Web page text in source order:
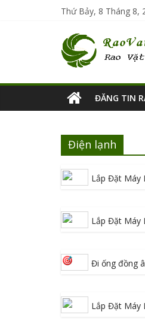
Thứ Bảy, 8 Tháng 8,
ĐĂNG TIN
Điện lạnh
Lắp Đặt Máy
Lắp Đặt Máy
Đi ống đồng
Lắp Đặt Máy